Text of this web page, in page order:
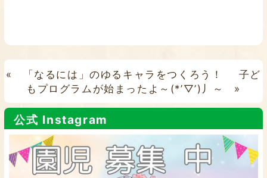
« 「なるには」のゆるキャラをつくろう！
子ど
もプログラムが始まったよ～(*’▽’)丿～
»
公式 Instagram